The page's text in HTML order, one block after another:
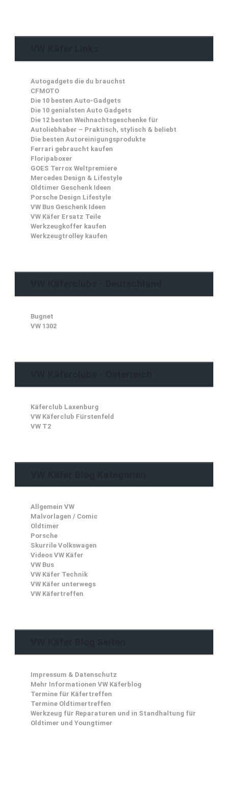
Autogadgets die du brauchst
CFMOTO
Die 10 besten Auto-Gadgets
Die 10 genialsten Auto Gadgets
Die 12 besten Weihnachtsgeschenke für
Autoliebhaber – Praktisch, stylisch & beliebt
Die besten Autoreinigungsprodukte
Ferrari gebraucht kaufen
Floripaboxer
GOES Terrox Weltpremiere
Mercedes Design & Lifestyle
Oldtimer Geschenk Ideen
Porsche Design Lifestyle
VW Bus Geschenk Ideen
VW Käfer Ersatz Teile
Werkzeugkoffer kaufen
Werkzeugtrolley kaufen
Bugnet
VW 1302
Käferclub Laxenburg
VW Käferclub Fürstenfeld
VW T2
Allgemein VW
Malvorlagen / Comic
Oldtimer
Porsche
Skurrile Volkswagen
Videos VW Käfer
VW Bus
VW Käfer Technik
VW Käfer unterwegs
VW Käfertreffen
Impressum & Datenschutz
Mehr Informationen VW Käferblog
Termine für Käfertreffen
Termine Oldtimertreffen
Werkzeug für Reparaturen und in Standhaltung für
Oldtimer und Youngtimer